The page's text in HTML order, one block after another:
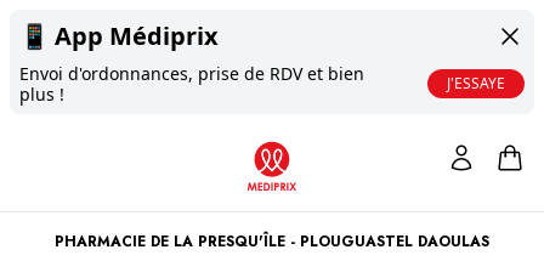
📱 App Médiprix
Envoi d'ordonnances, prise de RDV et bien
plus !
J'ESSAYE
PHARMACIE DE LA PRESQU'ÎLE - PLOUGUASTEL DAOULAS